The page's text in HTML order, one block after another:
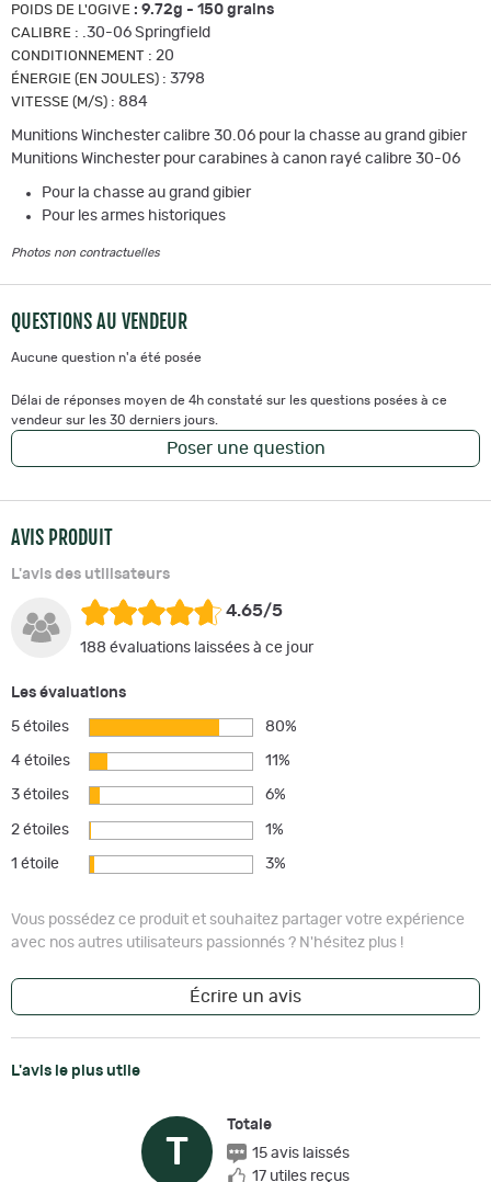
POIDS DE L'OGIVE : 9.72g - 150 grains
CALIBRE : .30-06 Springfield
CONDITIONNEMENT : 20
ÉNERGIE (EN JOULES) : 3798
VITESSE (M/S) : 884
Munitions Winchester calibre 30.06 pour la chasse au grand gibier
Munitions Winchester pour carabines à canon rayé calibre 30-06
Pour la chasse au grand gibier
Pour les armes historiques
Photos non contractuelles
QUESTIONS AU VENDEUR
Aucune question n'a été posée
Délai de réponses moyen de 4h constaté sur les questions posées à ce
vendeur sur les 30 derniers jours.
Poser une question
AVIS PRODUIT
L'avis des utilisateurs
4.65/5
188 évaluations laissées à ce jour
Les évaluations
5 étoiles 80%
4 étoiles 11%
3 étoiles 6%
2 étoiles 1%
1 étoile 3%
Vous possédez ce produit et souhaitez partager votre expérience
avec nos autres utilisateurs passionnés ? N'hésitez plus !
Écrire un avis
L'avis le plus utile
T
Totale
15 avis laissés
17 utiles reçus